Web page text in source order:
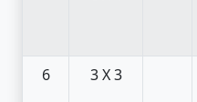
6
3 X 3